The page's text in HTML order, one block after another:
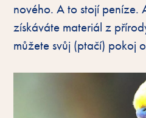
nového. A to stojí peníze.
získáváte materiál z
můžete svůj (ptačí) pokoj